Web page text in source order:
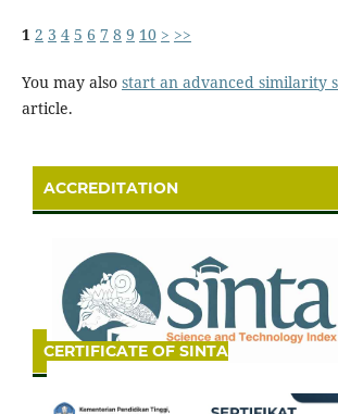
1 2 3 4 5 6 7 8 9 10 > >>
You may also start an advanced similarity
article.
ACCREDITATION
CERTIFICATE OF SINTA